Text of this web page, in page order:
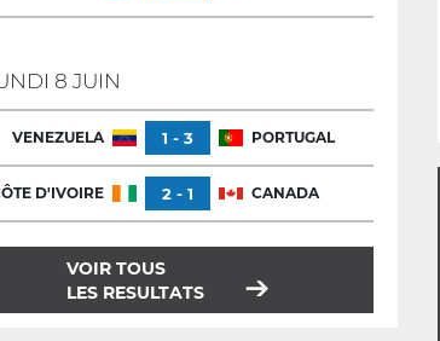
8 JUIN
VENEZUELA 1 - 3 PORTUGAL
D'IVOIRE 2 - 1 CANADA
VOIR TOUS
LES RESULTATS